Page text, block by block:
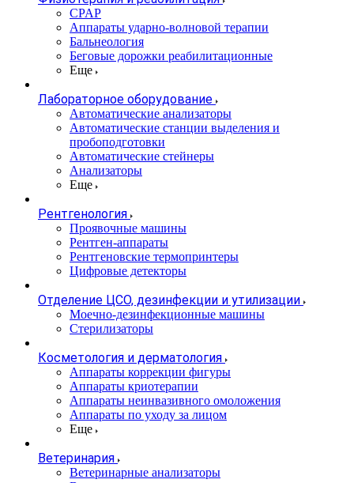
CPAP
Аппараты ударно-волновой терапии
Бальнеология
Беговые дорожки реабилитационные
Еще
Лабораторное оборудование
Автоматические анализаторы
Автоматические станции выделения и
пробоподготовки
Автоматические стейнеры
Анализаторы
Еще
Рентгенология
Проявочные машины
Рентген-аппараты
Рентгеновские термопринтеры
Цифровые детекторы
Отделение ЦСО, дезинфекции и утилизации
Моечно-дезинфекционные машины
Стерилизаторы
Косметология и дерматология
Аппараты коррекции фигуры
Аппараты криотерапии
Аппараты неинвазивного омоложения
Аппараты по уходу за лицом
Еще
Ветеринария
Ветеринарные анализаторы